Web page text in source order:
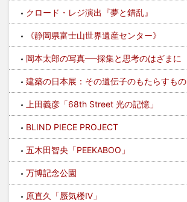
クロード・レジ演出『夢と錯乱』
《静岡県富士山世界遺産センター》
岡本太郎の写真──採集と思考のはざまに
建築の日本展：その遺伝子のもたらすもの
上田義彦「68th Street 光の記憶」
BLIND PIECE PROJECT
五木田智央「PEEKABOO」
万博記念公園
原直久「蜃気楼Ⅳ」